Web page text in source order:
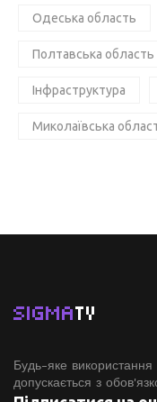
Одеська область
Полтавська область
Інфраструктура
Миколаївська
SIGMATV
Будь-яке
допускається з